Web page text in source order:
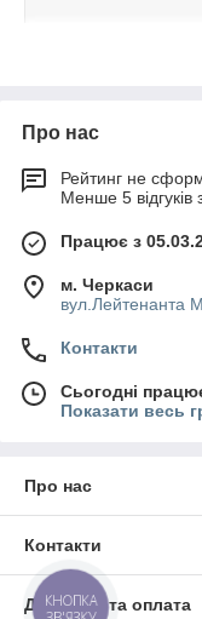
для сипких
Ефективні
вантажів. Міцна
Про нас
Рейтинг не
Менше 5 відгуків
Працює з
м. Черкаси
вул.Лейтенанта
Контакти
Сьогодні
Показати весь
Про нас
Контакти
Доставка та оплата
КНОПКА